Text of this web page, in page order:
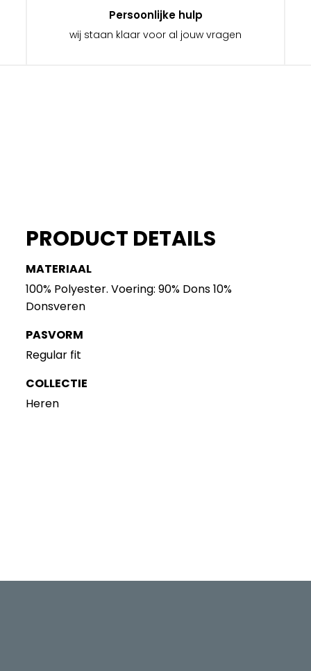
Persoonlijke hulp
wij staan klaar voor al jouw vragen
PRODUCT DETAILS
MATERIAAL
100% Polyester. Voering: 90% Dons 10%
Donsveren
PASVORM
Regular fit
COLLECTIE
Heren